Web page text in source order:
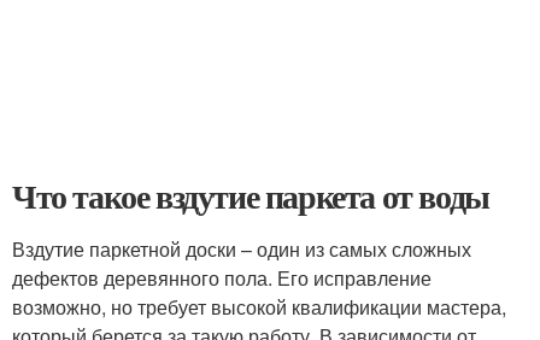
Что такое вздутие паркета от воды
Вздутие паркетной доски – один из самых сложных
дефектов деревянного пола. Его исправление
возможно, но требует высокой квалификации мастера,